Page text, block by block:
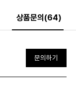
상품문의(64)
문의하기